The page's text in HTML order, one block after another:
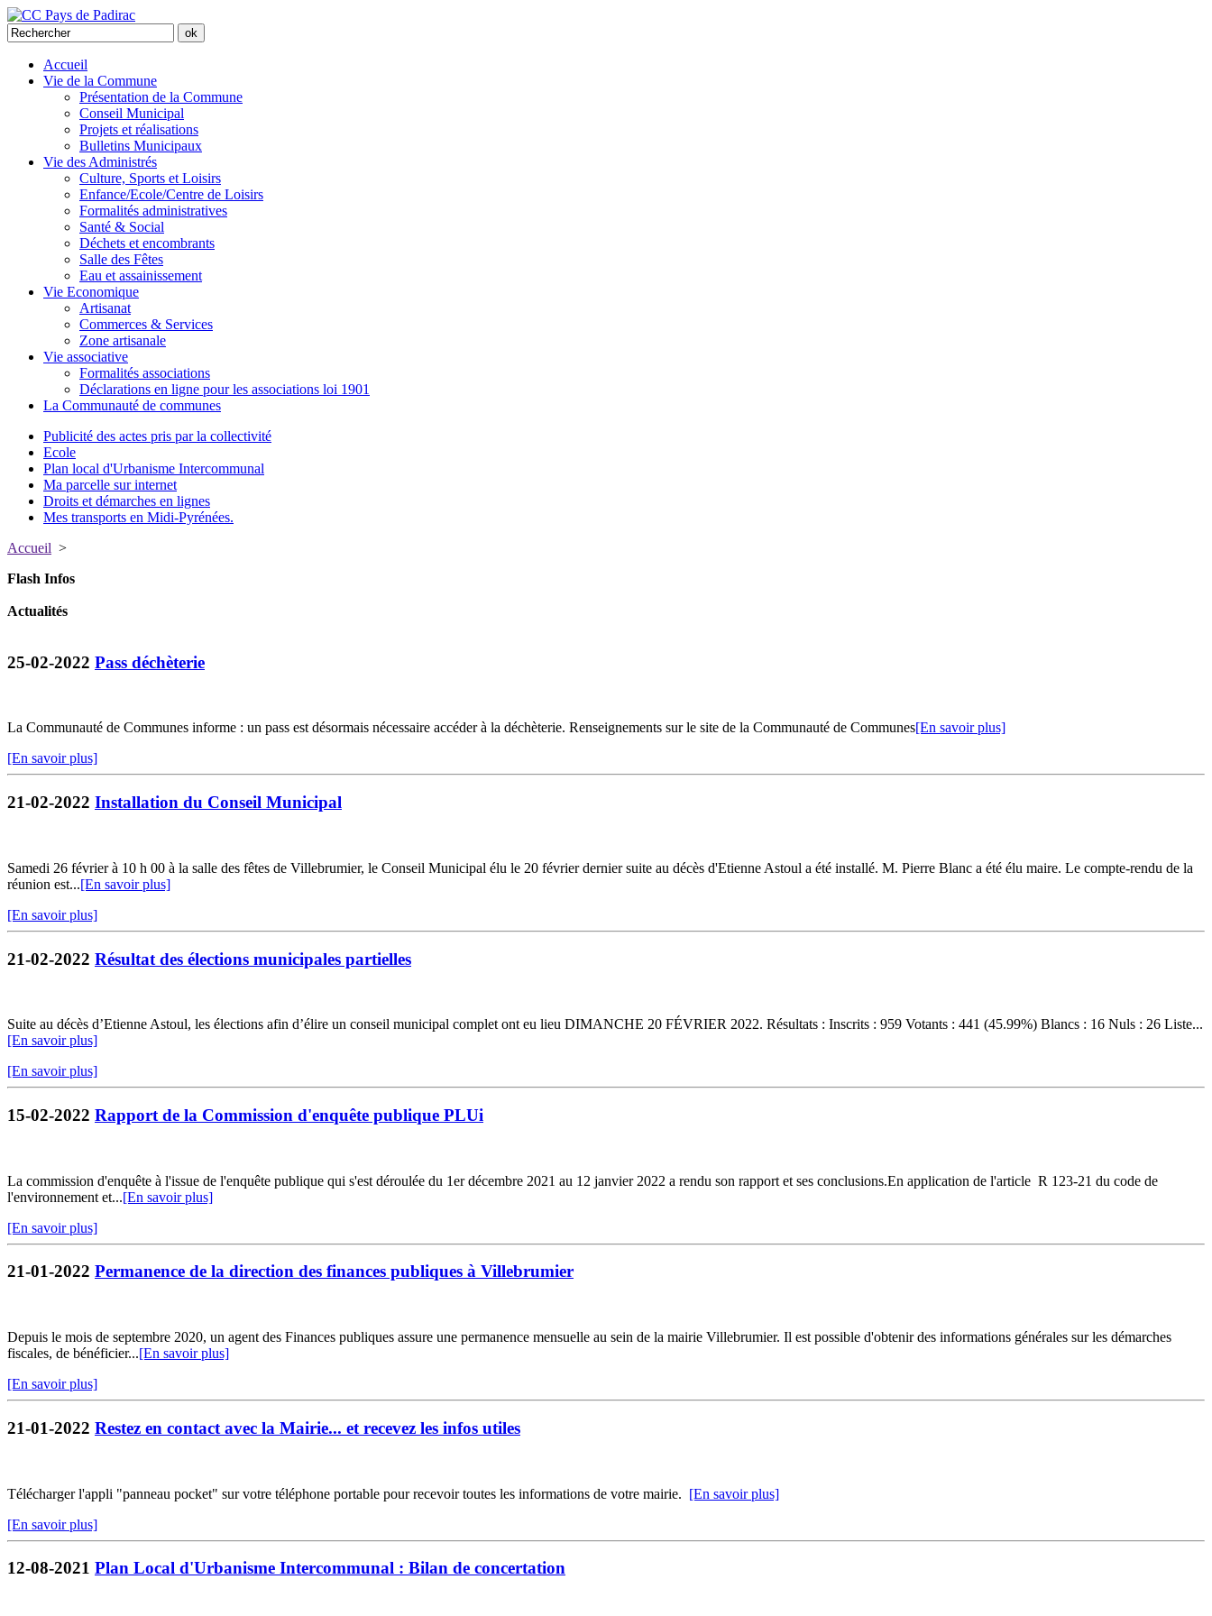
Accueil
Vie de la Commune
Présentation de la Commune
Conseil Municipal
Projets et réalisations
Bulletins Municipaux
Vie des Administrés
Culture, Sports et Loisirs
Enfance/Ecole/Centre de Loisirs
Formalités administratives
Santé & Social
Déchets et encombrants
Salle des Fêtes
Eau et assainissement
Vie Economique
Artisanat
Commerces & Services
Zone artisanale
Vie associative
Formalités associations
Déclarations en ligne pour les associations loi 1901
La Communauté de communes
Publicité des actes pris par la collectivité
Ecole
Plan local d'Urbanisme Intercommunal
Ma parcelle sur internet
Droits et démarches en lignes
Mes transports en Midi-Pyrénées.
Accueil >
Flash Infos
Actualités
25-02-2022 Pass déchèterie
La Communauté de Communes informe : un pass est désormais nécessaire accéder à la déchèterie. Renseignements sur le site de la Communauté de Communes[En savoir plus]
[En savoir plus]
21-02-2022 Installation du Conseil Municipal
Samedi 26 février à 10 h 00 à la salle des fêtes de Villebrumier, le Conseil Municipal élu le 20 février dernier suite au décès d'Etienne Astoul a été installé. M. Pierre Blanc a été élu maire. Le compte-rendu de la
réunion est...[En savoir plus]
[En savoir plus]
21-02-2022 Résultat des élections municipales partielles
Suite au décès d’Etienne Astoul, les élections afin d’élire un conseil municipal complet ont eu lieu DIMANCHE 20 FÉVRIER 2022. Résultats : Inscrits : 959 Votants : 441 (45.99%) Blancs : 16 Nuls : 26 Liste...
[En savoir plus]
[En savoir plus]
15-02-2022 Rapport de la Commission d'enquête publique PLUi
La commission d'enquête à l'issue de l'enquête publique qui s'est déroulée du 1er décembre 2021 au 12 janvier 2022 a rendu son rapport et ses conclusions.En application de l'article R 123-21 du code de
l'environnement et...[En savoir plus]
[En savoir plus]
21-01-2022 Permanence de la direction des finances publiques à Villebrumier
Depuis le mois de septembre 2020, un agent des Finances publiques assure une permanence mensuelle au sein de la mairie Villebrumier. Il est possible d'obtenir des informations générales sur les démarches
fiscales, de bénéficier...[En savoir plus]
[En savoir plus]
21-01-2022 Restez en contact avec la Mairie... et recevez les infos utiles
Télécharger l'appli "panneau pocket" sur votre téléphone portable pour recevoir toutes les informations de votre mairie. [En savoir plus]
[En savoir plus]
12-08-2021 Plan Local d'Urbanisme Intercommunal : Bilan de concertation